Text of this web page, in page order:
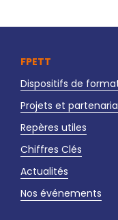
FPETT
Dispositifs de
Projets et
Repères utiles
Chiffres Clés
Actualités
Nos événements